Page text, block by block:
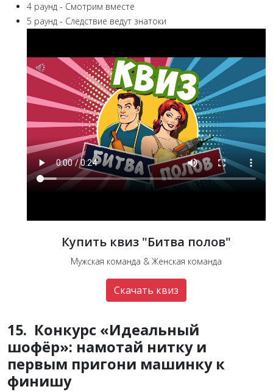
4 раунд - Смотрим вместе
5 раунд - Следствие ведут знатоки
Купить квиз "Битва полов"
Мужская команда & Женская команда
Скачать квиз
15. Конкурс «Идеальный
шофёр»: намотай нитку и
первым пригони машинку к
финишу